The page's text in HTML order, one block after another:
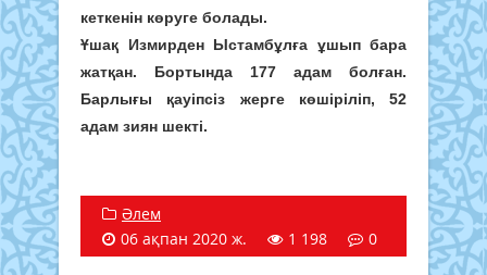
кеткенін көруге болады.
Ұшақ Измирден Ыстамбұлға ұшып бара
жатқан. Бортында 177 адам болған.
Барлығы қауіпсіз жерге көшіріліп, 52
адам зиян шекті.
Әлем
06 ақпан 2020 ж.
1 198 0